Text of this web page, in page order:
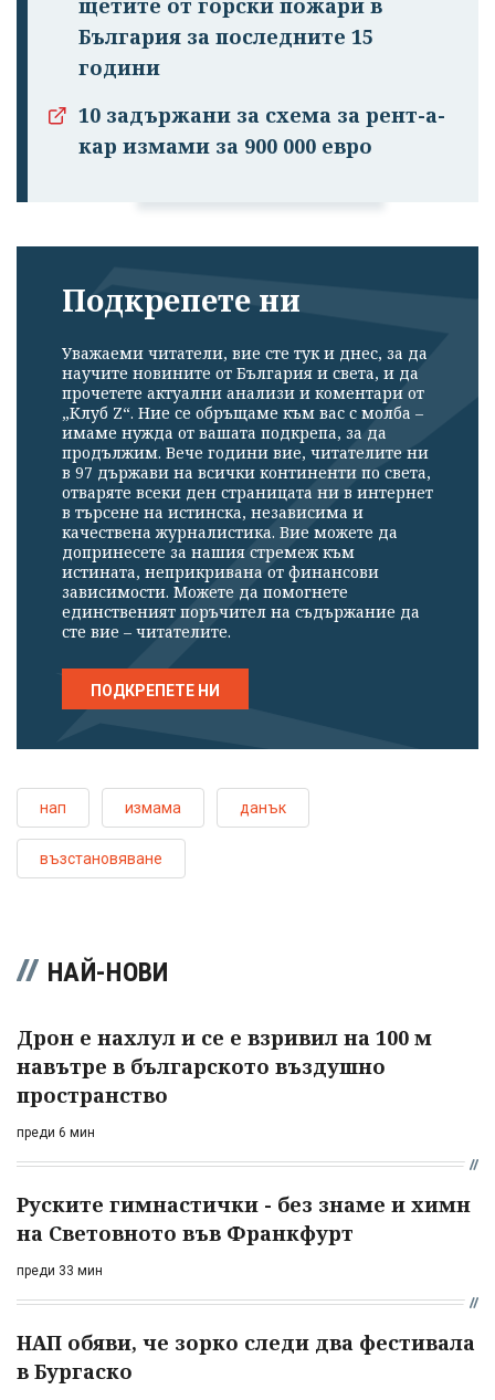
излязохте от
профила си!
щетите от горски пожари в
България за последните 15
години
10 задържани за схема за рент-а-
кар измами за 900 000 евро
Подкрепете ни
Уважаеми читатели, вие сте тук и днес, за да
научите новините от България и света, и да
прочетете актуални анализи и коментари от
„Клуб Z“. Ние се обръщаме към вас с молба –
имаме нужда от вашата подкрепа, за да
продължим. Вече години вие, читателите ни
в 97 държави на всички континенти по света,
отваряте всеки ден страницата ни в интернет
в търсене на истинска, независима и
качествена журналистика. Вие можете да
допринесете за нашия стремеж към
истината, неприкривана от финансови
зависимости. Можете да помогнете
единственият поръчител на съдържание да
сте вие – читателите.
ПОДКРЕПЕТЕ НИ
нап измама данък
възстановяване
НАЙ-НОВИ
Дрон е нахлул и се е взривил на 100 м
навътре в българското въздушно
пространство
преди 6 мин
Руските гимнастички - без знаме и химн
на Световното във Франкфурт
преди 33 мин
НАП обяви, че зорко следи два фестивала
в Бургаско